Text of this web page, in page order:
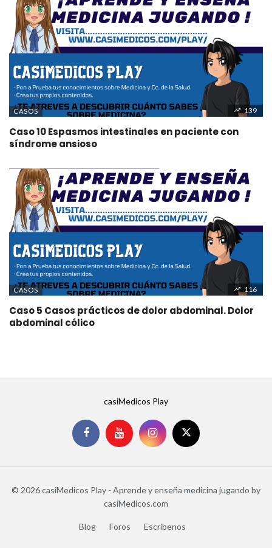
CASOS 139
Caso 10 Espasmos intestinales en paciente con
síndrome ansioso
CASOS 116
Caso 5 Casos prácticos de dolor abdominal. Dolor
abdominal cólico
casiMedicos Play
© 2026 casiMedicos Play - Aprende y enseña medicina jugando by
casiMedicos.com
Blog Foros Escríbenos